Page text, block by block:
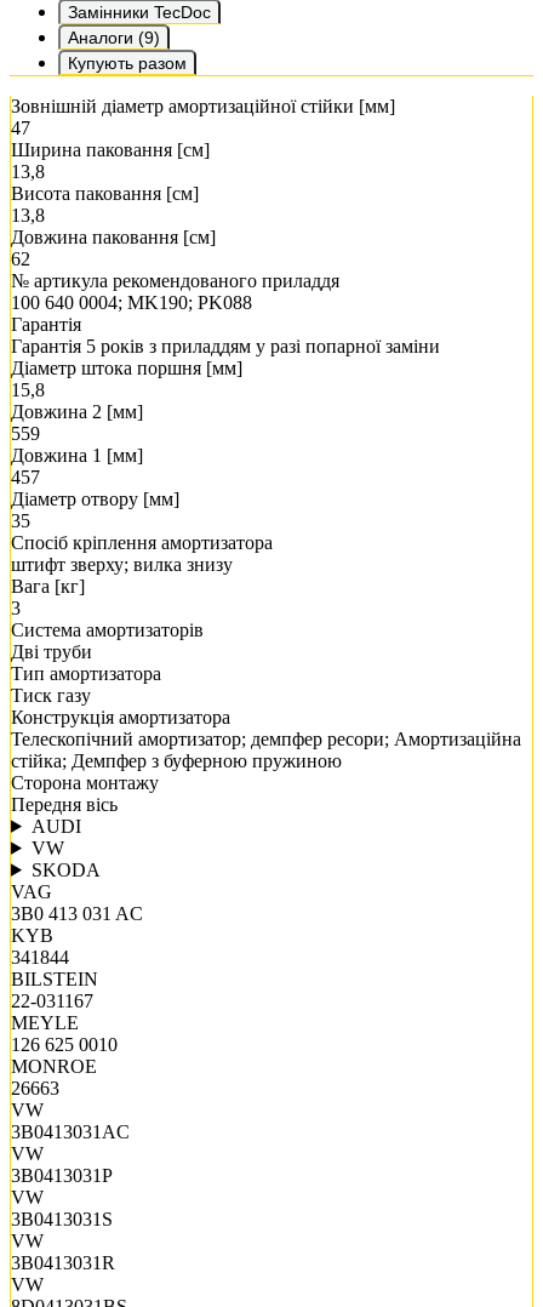
Замінники TecDoc
Аналоги (9)
Купують разом
Зовнішній діаметр амортизаційної стійки [мм]
47
Ширина паковання [см]
13,8
Висота паковання [см]
13,8
Довжина паковання [см]
62
№ артикула рекомендованого приладдя
100 640 0004; MK190; PK088
Гарантія
Гарантія 5 років з приладдям у разі попарної заміни
Діаметр штока поршня [мм]
15,8
Довжина 2 [мм]
559
Довжина 1 [мм]
457
Діаметр отвору [мм]
35
Спосіб кріплення амортизатора
штифт зверху; вилка знизу
Вага [кг]
3
Система амортизаторів
Дві труби
Тип амортизатора
Тиск газу
Конструкція амортизатора
Телескопічний амортизатор; демпфер ресори; Амортизаційна
стійка; Демпфер з буферною пружиною
Сторона монтажу
Передня вісь
AUDI
VW
SKODA
VAG
3B0 413 031 AC
KYB
341844
BILSTEIN
22-031167
MEYLE
126 625 0010
MONROE
26663
VW
3B0413031AC
VW
3B0413031P
VW
3B0413031S
VW
3B0413031R
VW